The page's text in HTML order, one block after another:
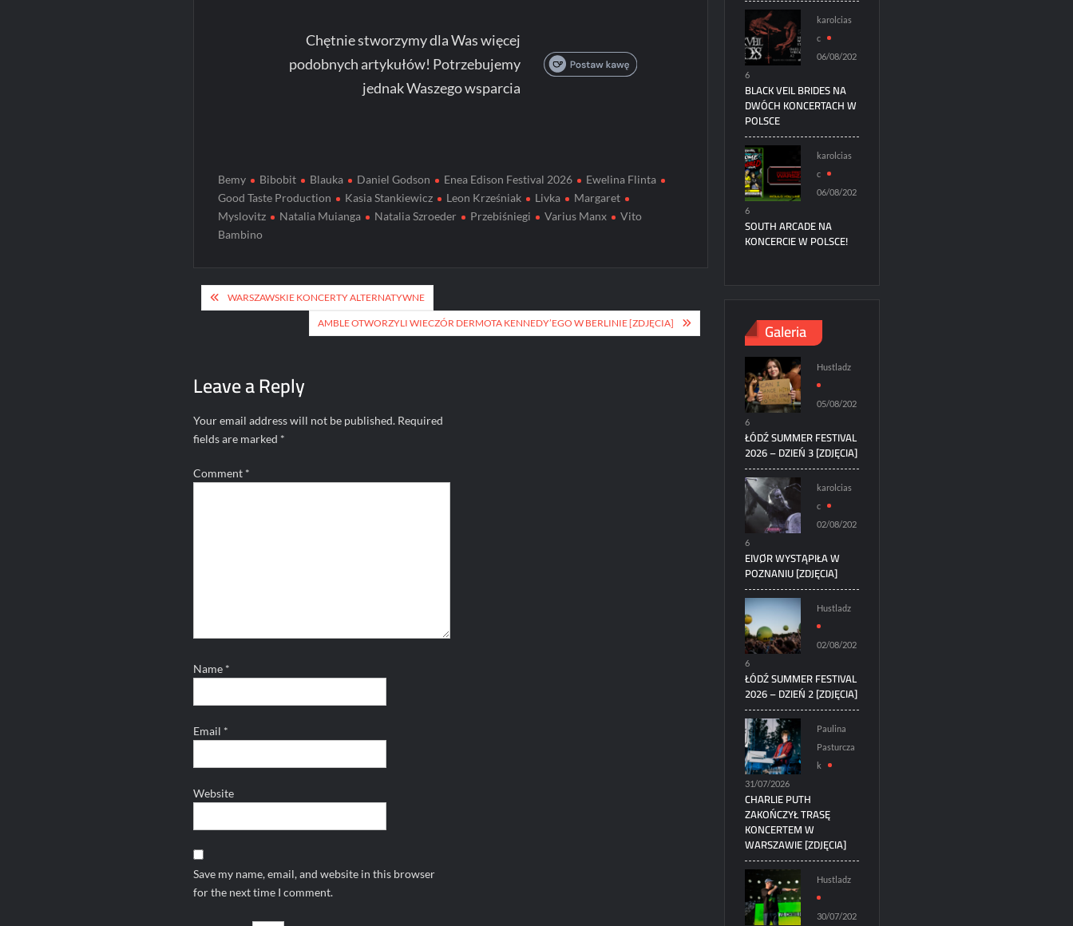
Chętnie stworzymy dla Was więcej
podobnych artykułów! Potrzebujemy
jednak Waszego wsparcia
Bemy Bibobit Blauka Daniel Godson Enea Edison Festival 2026
Ewelina Flinta
Good Taste Production
Kasia Stankiewicz Leon Krześniak Livka
Margaret
Myslovitz
Natalia Muianga Natalia Szroeder Przebiśniegi Varius Manx
Vito
Bambino
Post
navigation
WARSZAWSKIE KONCERTY ALTERNATYWNE
AMBLE OTWORZYLI WIECZÓR DERMOTA KENNEDY’EGO W BERLINIE [ZDJĘCIA]
Leave a Reply
Your email address will not be published. Required
fields are marked *
Comment *
Name *
Email *
Website
Save my name, email, and website in this browser
for the next time I comment.
karolcias
c
06/08/202
6
BLACK VEIL BRIDES NA
DWÓCH KONCERTACH W
POLSCE
karolcias
c
06/08/202
6
SOUTH ARCADE NA
KONCERCIE W POLSCE!
Galeria
Hustladz
05/08/202
6
ŁÓDŹ SUMMER FESTIVAL
2026 – DZIEŃ 3 [ZDJĘCIA]
karolcias
c
02/08/202
6
EIVØR WYSTĄPIŁA W
POZNANIU [ZDJĘCIA]
Hustladz
02/08/202
6
ŁÓDŹ SUMMER FESTIVAL
2026 – DZIEŃ 2 [ZDJĘCIA]
Paulina
Pasturcza
k
31/07/2026
CHARLIE PUTH
ZAKOŃCZYŁ TRASĘ
KONCERTEM W
WARSZAWIE [ZDJĘCIA]
Hustladz
30/07/202